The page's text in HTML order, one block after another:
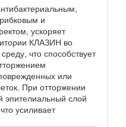
и
ускоряет
КЛАЗИН во
что способствует
или
При отторжении
эпителиальный слой
усиливает